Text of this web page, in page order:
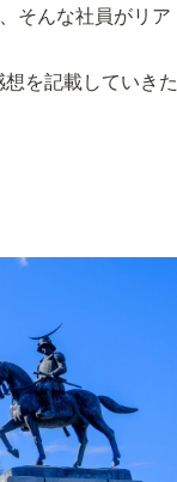
そんな社員がリア
を記載していきた